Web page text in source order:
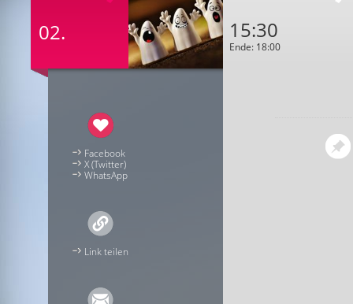
02. 15:30
Ende: 18:00
Facebook
X (Twitter)
WhatsApp
Link teilen